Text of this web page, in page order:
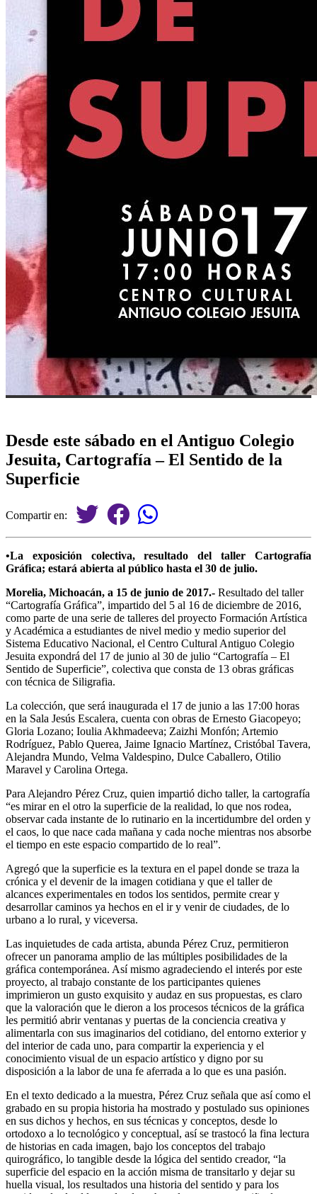
Desde este sábado en el Antiguo Colegio
Jesuita, Cartografía – El Sentido de la
Superficie
Compartir en:
•La exposición colectiva, resultado del taller Cartografía
Gráfica; estará abierta al público hasta el 30 de julio.
Morelia, Michoacán, a 15 de junio de 2017.- Resultado del taller
“Cartografía Gráfica”, impartido del 5 al 16 de diciembre de 2016,
como parte de una serie de talleres del proyecto Formación Artística
y Académica a estudiantes de nivel medio y medio superior del
Sistema Educativo Nacional, el Centro Cultural Antiguo Colegio
Jesuita expondrá del 17 de junio al 30 de julio “Cartografía – El
Sentido de Superficie”, colectiva que consta de 13 obras gráficas
con técnica de Siligrafia.
La colección, que será inaugurada el 17 de junio a las 17:00 horas
en la Sala Jesús Escalera, cuenta con obras de Ernesto Giacopeyo;
Gloria Lozano; Ioulia Akhmadeeva; Zaizhi Monfón; Artemio
Rodríguez, Pablo Querea, Jaime Ignacio Martínez, Cristóbal Tavera,
Alejandra Mundo, Velma Valdespino, Dulce Caballero, Otilio
Maravel y Carolina Ortega.
Para Alejandro Pérez Cruz, quien impartió dicho taller, la cartografía
“es mirar en el otro la superficie de la realidad, lo que nos rodea,
observar cada instante de lo rutinario en la incertidumbre del orden y
el caos, lo que nace cada mañana y cada noche mientras nos absorbe
el tiempo en este espacio compartido de lo real”.
Agregó que la superficie es la textura en el papel donde se traza la
crónica y el devenir de la imagen cotidiana y que el taller de
alcances experimentales en todos los sentidos, permite crear y
desarrollar caminos ya hechos en el ir y venir de ciudades, de lo
urbano a lo rural, y viceversa.
Las inquietudes de cada artista, abunda Pérez Cruz, permitieron
ofrecer un panorama amplio de las múltiples posibilidades de la
gráfica contemporánea. Así mismo agradeciendo el interés por este
proyecto, al trabajo constante de los participantes quienes
imprimieron un gusto exquisito y audaz en sus propuestas, es claro
que la valoración que le dieron a los procesos técnicos de la gráfica
les permitió abrir ventanas y puertas de la conciencia creativa y
alimentarla con sus imaginarios del cotidiano, del entorno exterior y
del interior de cada uno, para compartir la experiencia y el
conocimiento visual de un espacio artístico y digno por su
disposición a la labor de una fe aferrada a lo que es una pasión.
En el texto dedicado a la muestra, Pérez Cruz señala que así como el
grabado en su propia historia ha mostrado y postulado sus opiniones
en sus dichos y hechos, en sus técnicas y conceptos, desde lo
ortodoxo a lo tecnológico y conceptual, así se trastocó la fina lectura
de historias en cada imagen, bajo los conceptos del trabajo
quirográfico, lo tangible desde la lógica del sentido creador, “la
superficie del espacio en la acción misma de transitarlo y dejar su
huella visual, los resultados una historia del sentido y para los